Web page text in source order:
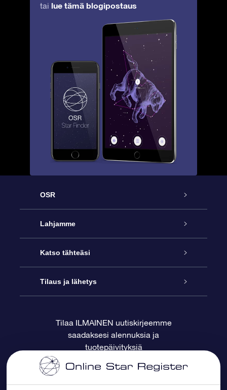
tai lue tämä blogipostaus
OSR
Palvelu
Ota meihin yhteyttä
Blogi
Arvostelut
Lahjamme
Online Star -lahja
OSR-lahjapakkaus
OSR-lahjakortti
Yrityslahjat
Katso tähteäsi
Star Register
Henkilökohtainen Tähtisivu
One Million Stars
Tilaus ja lähetys
Maksutiedot
Toimitustiedot
Tilaa ILMAINEN uutiskirjeemme
saadaksesi alennuksia ja
tuotepäivityksiä